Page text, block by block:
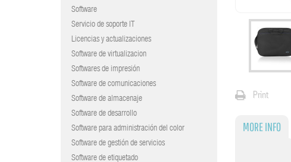
Software
Servicio de soporte IT
Licencias y actualizaciones
Software de virtualizacion
Softwares de impresión
Software de comunicaciones
Software de almacenaje
Software de desarrollo
Software para administración del color
Software de gestión de servicios
Software de etiquetado
Print
MORE INFO